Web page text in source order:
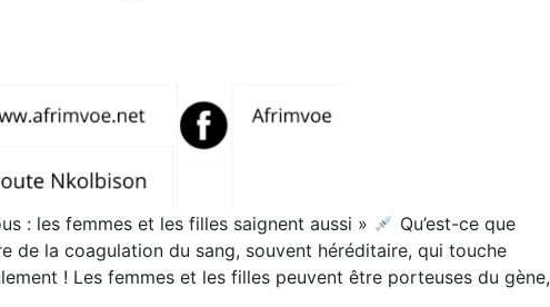
: les femmes et les filles saignent aussi »
Qu’est-ce que
de la coagulation du sang, souvent héréditaire, qui touche
! Les femmes et les filles peuvent être porteuses du gène,